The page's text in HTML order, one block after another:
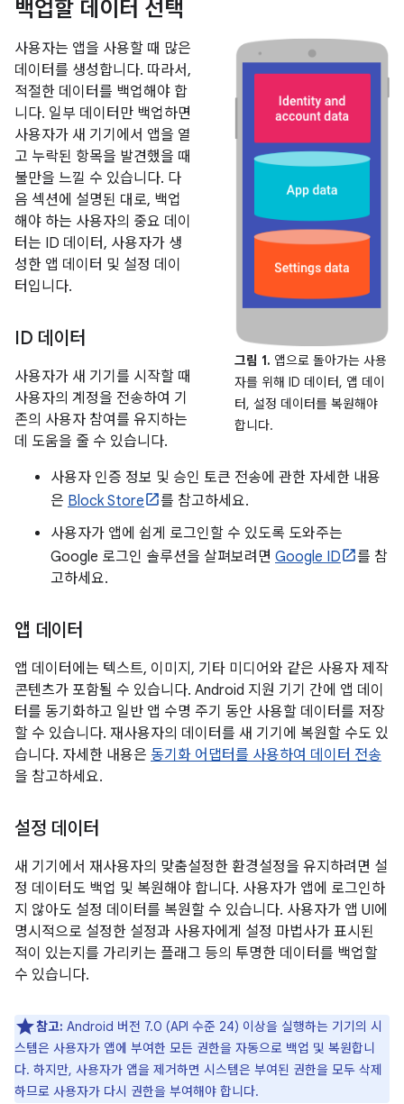
백업할 데이터 선택
그림 1. 앱으로 돌아가는 사용
자를 위해 ID 데이터, 앱 데이
터, 설정 데이터를 복원해야
합니다.
사용자는 앱을 사용할 때 많은
데이터를 생성합니다. 따라서,
적절한 데이터를 백업해야 합
니다. 일부 데이터만 백업하면
사용자가 새 기기에서 앱을 열
고 누락된 항목을 발견했을 때
불만을 느낄 수 있습니다. 다
음 섹션에 설명된 대로, 백업
해야 하는 사용자의 중요 데이
터는 ID 데이터, 사용자가 생
성한 앱 데이터 및 설정 데이
터입니다.
ID 데이터
사용자가 새 기기를 시작할 때
사용자의 계정을 전송하여 기
존의 사용자 참여를 유지하는
데 도움을 줄 수 있습니다.
사용자 인증 정보 및 승인 토큰 전송에 관한 자세한 내용
은 Block Store
를 참고하세요.
사용자가 앱에 쉽게 로그인할 수 있도록 도와주는
Google 로그인 솔루션을 살펴보려면 Google ID
를 참
고하세요.
앱 데이터
앱 데이터에는 텍스트, 이미지, 기타 미디어와 같은 사용자 제작
콘텐츠가 포함될 수 있습니다. Android 지원 기기 간에 앱 데이
터를 동기화하고 일반 앱 수명 주기 동안 사용할 데이터를 저장
할 수 있습니다. 재사용자의 데이터를 새 기기에 복원할 수도 있
습니다. 자세한 내용은 동기화 어댑터를 사용하여 데이터 전송
을 참고하세요.
설정 데이터
새 기기에서 재사용자의 맞춤설정한 환경설정을 유지하려면 설
정 데이터도 백업 및 복원해야 합니다. 사용자가 앱에 로그인하
지 않아도 설정 데이터를 복원할 수 있습니다. 사용자가 앱 UI에
명시적으로 설정한 설정과 사용자에게 설정 마법사가 표시된
적이 있는지를 가리키는 플래그 등의 투명한 데이터를 백업할
수 있습니다.
참고: Android 버전 7.0 (API 수준 24) 이상을 실행하는 기기의 시
스템은 사용자가 앱에 부여한 모든 권한을 자동으로 백업 및 복원합니
다. 하지만, 사용자가 앱을 제거하면 시스템은 부여된 권한을 모두 삭제
하므로 사용자가 다시 권한을 부여해야 합니다.